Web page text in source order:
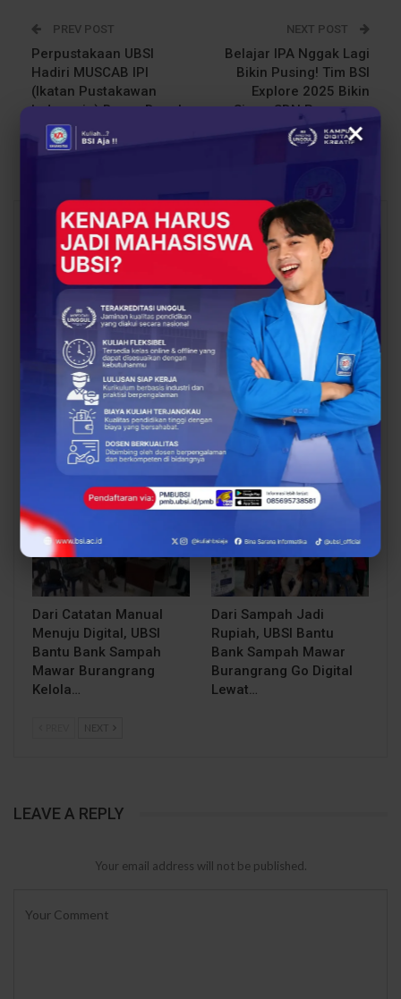
PREV POST
Perpustakaan UBSI
Hadiri MUSCAB IPI
(Ikatan Pustakawan
Indonesia) Bogor Depok
dan Seminar
Kepustakawanan
NEXT POST
Belajar IPA Nggak Lagi
Bikin Pusing! Tim BSI
Explore 2025 Bikin
Siswa SDN Panggung
Jaya Ketagihan Belajar
You Might Also Like
BERITA
UBSI Buka Call for
Papers ICAISD 2026,
Dorong Riset Teknologi
dan Keamanan Siber…
BERITA
Siap Kuliah Berkualitas?
UBSI Cengkareng Gelar
Open Booth Spesial
dengan Beasiswa…
Dari Catatan Manual
Menuju Digital, UBSI
Bantu Bank Sampah
Mawar Burangrang
Kelola…
BERITA
Dari Sampah Jadi
Rupiah, UBSI Bantu
Bank Sampah Mawar
Burangrang Go Digital
Lewat…
NEXT
LEAVE A REPLY
Your email address will not be published.
×